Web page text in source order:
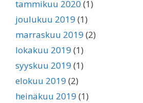
tammikuu 2020 (1)
joulukuu 2019 (1)
marraskuu 2019 (2)
lokakuu 2019 (1)
syyskuu 2019 (1)
elokuu 2019 (2)
heinäkuu 2019 (1)